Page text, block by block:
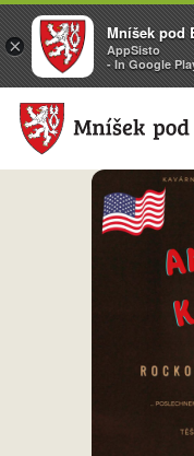
×
Mníšek pod
AppSisto
- In Google